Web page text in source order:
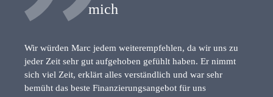
mich
Wir würden Marc jedem weiterempfehlen, da wir uns zu
jeder Zeit sehr gut aufgehoben gefühlt haben. Er nimmt
sich viel Zeit, erklärt alles verständlich und war sehr
bemüht das beste Finanzierungsangebot für uns